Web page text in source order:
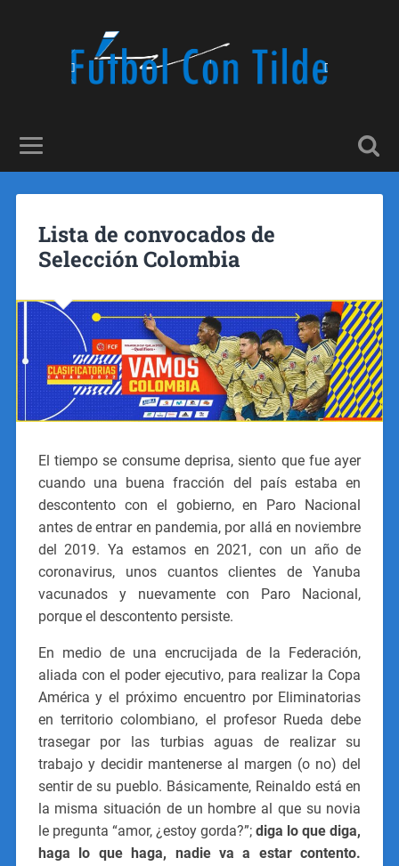
Lista de convocados de
Selección Colombia
El tiempo se consume deprisa, siento que fue ayer
cuando una buena fracción del país estaba en
descontento con el gobierno, en Paro Nacional
antes de entrar en pandemia, por allá en noviembre
del 2019. Ya estamos en 2021, con un año de
coronavirus, unos cuantos clientes de Yanuba
vacunados y nuevamente con Paro Nacional,
porque el descontento persiste.
En medio de una encrucijada de la Federación,
aliada con el poder ejecutivo, para realizar la Copa
América y el próximo encuentro por Eliminatorias
en territorio colombiano, el profesor Rueda debe
trasegar por las turbias aguas de realizar su
trabajo y decidir mantenerse al margen (o no) del
sentir de su pueblo. Básicamente, Reinaldo está en
la misma situación de un hombre al que su novia
le pregunta “amor, ¿estoy gorda?”;diga lo que diga,
haga lo que haga, nadie va a estar contento.